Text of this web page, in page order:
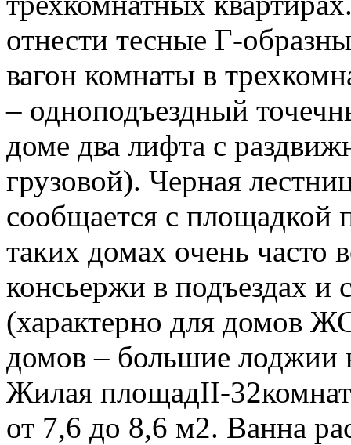
отнести тесные Г-
вагон комнаты в
– одноподъездный
доме два лифта с
грузовой). Черная
сообщается с площадкой
таких домах очень часто
консьержи в подъездах и
(характерно для домов
домов – большие лоджии
Жилая площадII-
от 7,6 до 8,6 м2. Ванна